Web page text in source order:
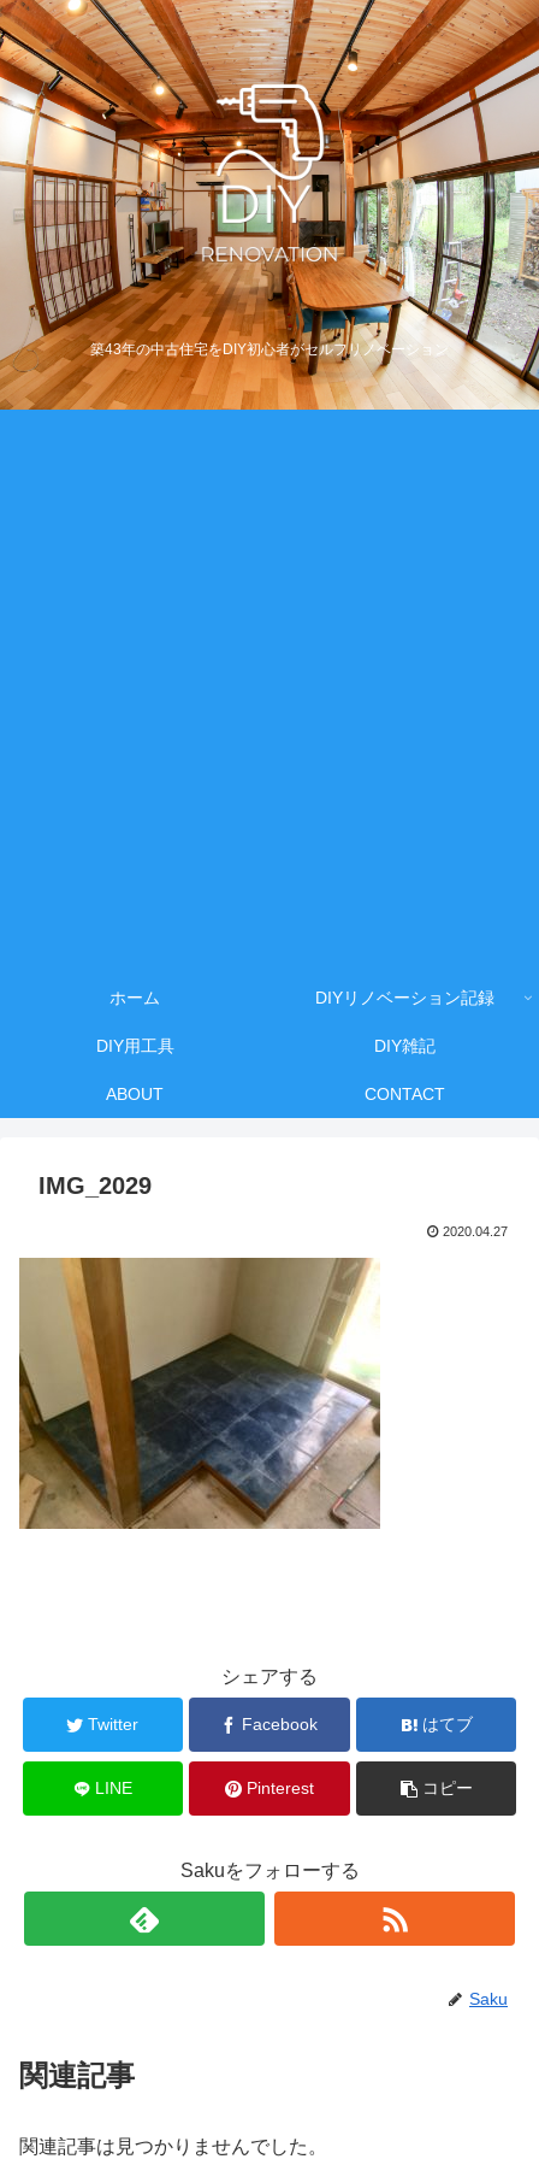
築43年の中古住宅をDIY初心者がセルフリノベーション
ホーム DIYリノベーション記録
DIY用工具 DIY雑記
ABOUT CONTACT
IMG_2029
2020.04.27
シェアする
Twitter Facebook はてブ
LINE Pinterest コピー
Sakuをフォローする
Saku
関連記事
関連記事は見つかりませんでした。